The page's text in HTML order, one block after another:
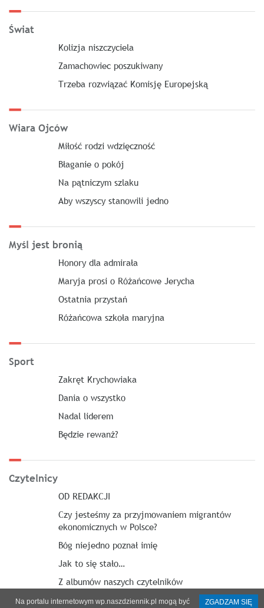
Świat
Kolizja niszczyciela
Zamachowiec poszukiwany
Trzeba rozwiązać Komisję Europejską
Wiara Ojców
Miłość rodzi wdzięczność
Błaganie o pokój
Na pątniczym szlaku
Aby wszyscy stanowili jedno
Myśl jest bronią
Honory dla admirała
Maryja prosi o Różańcowe Jerycha
Ostatnia przystań
Różańcowa szkoła maryjna
Sport
Zakręt Krychowiaka
Dania o wszystko
Nadal liderem
Będzie rewanż?
Czytelnicy
OD REDAKCJI
Czy jesteśmy za przyjmowaniem migrantów
ekonomicznych w Polsce?
Bóg niejedno poznał imię
Jak to się stało…
Z albumów naszych czytelników
Na portalu internetowym wp.naszdziennik.pl mogą być
ZGADZAM SIĘ